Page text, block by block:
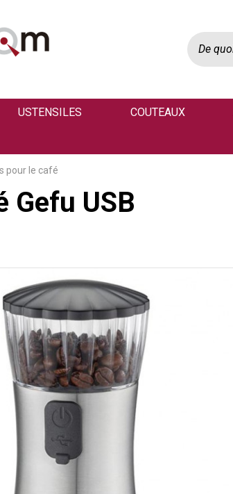
USTENSILES COUTEAUX
pour le café
Gefu USB